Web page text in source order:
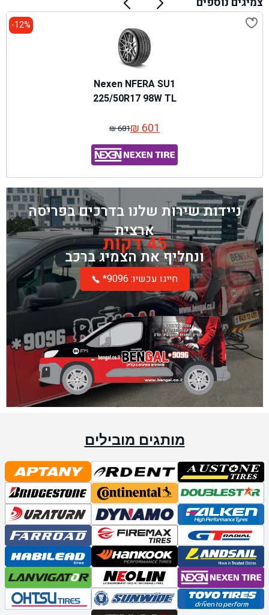
12%-
Nexen NFERA SU1
225/50R17 98W TL
₪681
המחיר
המקורי
היה:
₪ 681.
₪601 המחיר
הנוכחי
הוא:
₪ 601.
ניידות שירות שלנו בדרכים בפריסה
ארצית
45 דקות
ונחליף את הצמיג ברכב
*חייגו עכשיו: 9096
מותגים מובילים